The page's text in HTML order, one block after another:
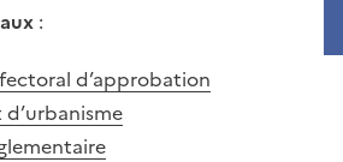
:
d’approbation
d’urbanisme